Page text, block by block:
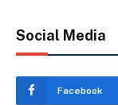
Social Media
Facebook